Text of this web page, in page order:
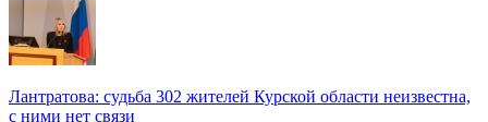
Лантратова: судьба 302 жителей Курской области неизвестна,
с ними нет связи